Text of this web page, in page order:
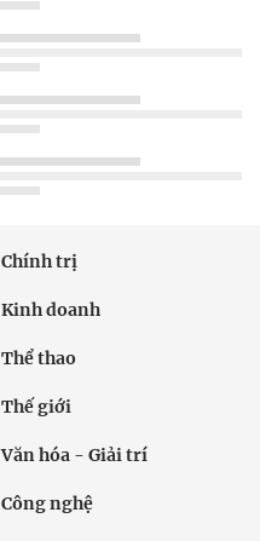
Chính trị
Kinh doanh
Thể thao
Thế giới
Văn hóa - Giải trí
Công nghệ